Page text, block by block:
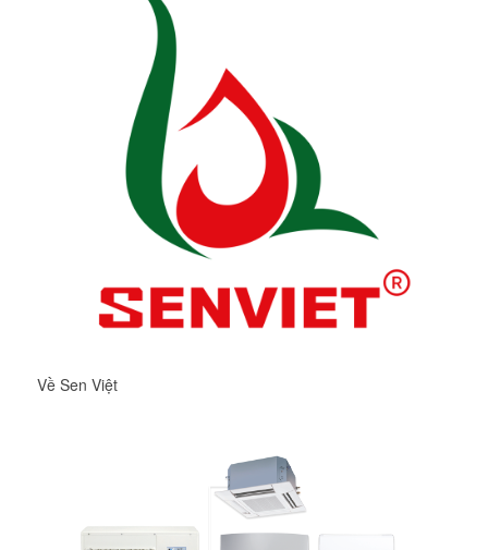
Về Sen Việt